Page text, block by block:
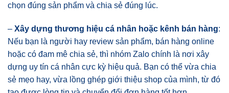
chọn đúng sản phẩm và chia sẻ đúng lúc.
– Xây dựng thương hiệu cá nhân hoặc kênh bán hàng:
Nếu bạn là người hay review sản phẩm, bán hàng online
hoặc có đam mê chia sẻ, thì nhóm Zalo chính là nơi xây
dựng uy tín cá nhân cực kỳ hiệu quả. Bạn có thể vừa chia
sẻ mẹo hay, vừa lồng ghép giới thiệu shop của mình, từ đó